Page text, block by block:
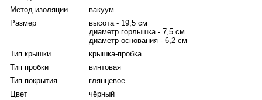
сторону. Положения «открыто» и «закрыто» обозначены
указателями «open» и «close». Любимый напиток можно
заваривать непосредственно в термокружке - на нижней части
крышки-пробки предусмотрено крепление для чайного
пакетика или фильтр-пакета. Верхний борт крышки-пробки
изготовлен из гигиеничной нержавеющей стали, что
значительно увеличивает срок её службы. В жаркое время
года напитки дольше останутся холодными и свежими, если в
термокружку поместить кубики льда - конструкция крышки-
Метод изоляции
вакуум
Размер
высота - 19,5 см
диаметр горлышка - 7,5 см
диаметр основания - 6,2 см
Тип крышки
крышка-пробка
Тип пробки
винтовая
Тип покрытия
глянцевое
Цвет
чёрный